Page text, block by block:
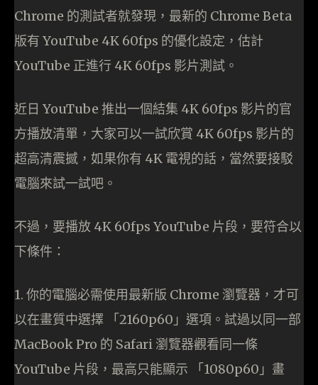
Chrome 的測試者就發現，最新的 Chrome Beta
版有 YouTube 4K 60fps 的優化設定，估計
YouTube 正進行 4K 60fps 影片測試。
近日 YouTube 推出一個結集 4K 60fps 影片的官
方播放清單，大家可以一試欣賞 4K 60fps 影片的
超高清震撼，如果你有 4K 電視的話，當然要接駁
電腦來試一試吧。
不過，要播放 4K 60fps YouTube 片段，要符合以
下條件：
1. 你的電腦必需使用最新版 Chrome 瀏覽器，才可
以在畫質中選擇 「2160p60」選項。試過以同一部
MacBook Pro 的 Safari 瀏覽器觀看同一條
YouTube 片段，最高只能顯示 「1080p60」畫